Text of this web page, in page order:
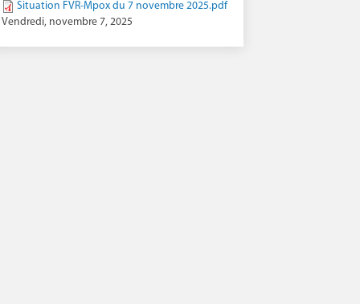
Situation FVR-Mpox du 7 novembre 2025.pdf
Vendredi, novembre 7, 2025